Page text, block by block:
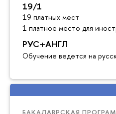
19/1
19 платных мест
1 платное место для
РУС+АНГЛ
Обучение ведется на